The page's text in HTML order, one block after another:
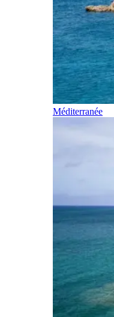
Méditerranée